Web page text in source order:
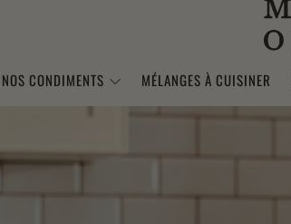
NOS CONDIMENTS MÉLANGES À CUISINER